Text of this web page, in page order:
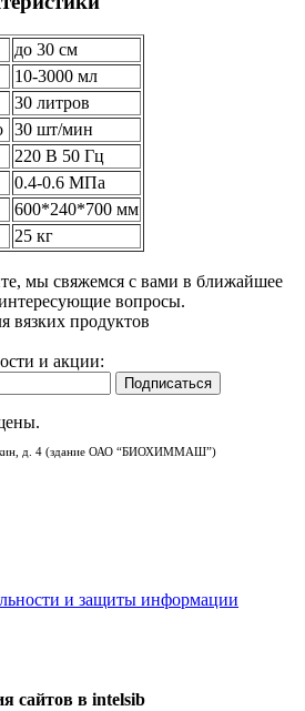
до 30 см
10-3000 мл
30 литров
30 шт/мин
220 В 50 Гц
0.4-0.6 МПа
600*240*700 мм
25 кг
мы свяжемся с вами в ближайшее
вопросы.
и акции:
д. 4 (здание ОАО “БИОХИММАШ”)
и защиты информации
сайтов в intelsib